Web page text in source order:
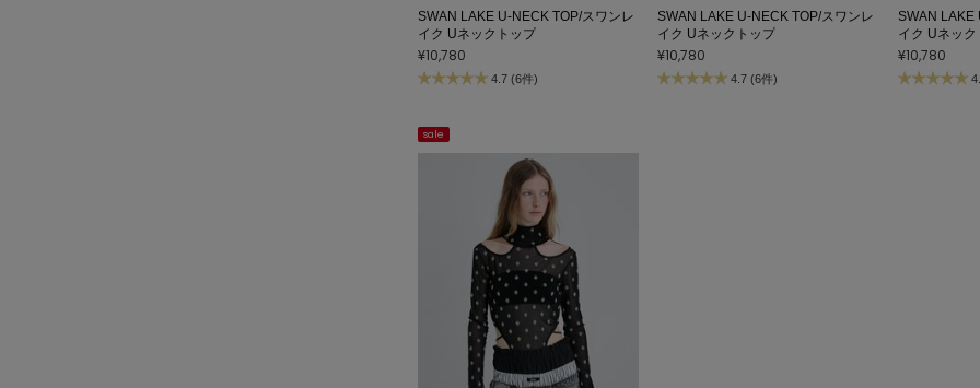
SWAN LAKE U-NECK TOP/スワンレ
イク Uネックトップ
¥10,780
4.7 (6件)
SWAN LAKE U-NECK TOP/スワンレ
イク Uネックトップ
¥10,780
4.7 (6件)
SWAN LAKE
イク Uネック
¥10,780
sale